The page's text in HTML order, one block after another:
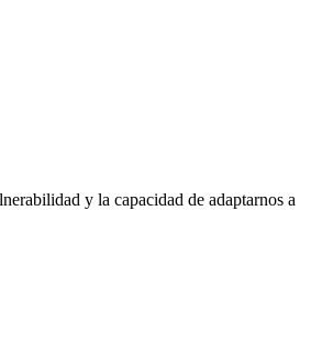
y la capacidad de adaptarnos a